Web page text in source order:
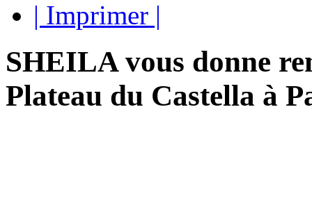
| Imprimer |
SHEILA vous donne
Plateau du Castella à